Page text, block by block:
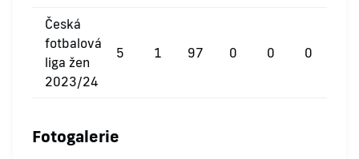
Česká
fotbalová
liga žen
2023/24
5 1 97 0 0 0
Fotogalerie